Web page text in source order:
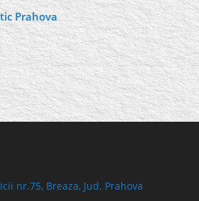
Prahova
nr.75, Breaza, Jud. Prahova